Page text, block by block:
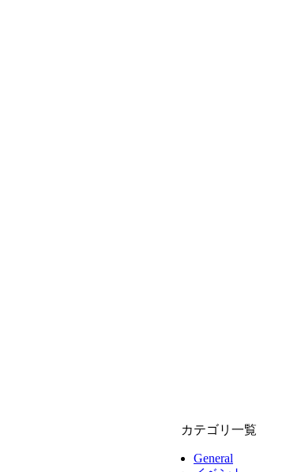
カテゴリ一覧
General